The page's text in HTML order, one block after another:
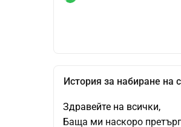
История за набиране на
Здравейте на всички,
Баща ми наскоро